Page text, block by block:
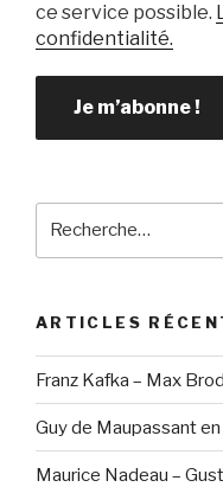
ce service possible.
confidentialité.
ARTICLES
Franz Kafka – Max Brod
Guy de Maupassant
Maurice Nadeau –